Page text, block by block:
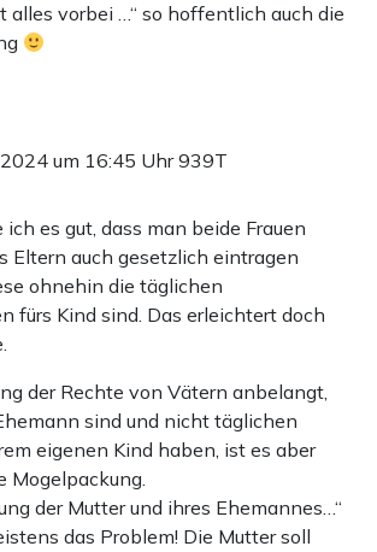
alles vorbei …“ so hoffentlich auch die
um 16:45 Uhr939T
es gut, dass man beide Frauen
Eltern auch gesetzlich eintragen
ohnehin die täglichen
fürs Kind sind. Das erleichtert doch
der Rechte von Vätern anbelangt,
sind und nicht täglichen
eigenen Kind haben, ist es aber
Mogelpackung.
der Mutter und ihres Ehemannes…“
das Problem! Die Mutter soll